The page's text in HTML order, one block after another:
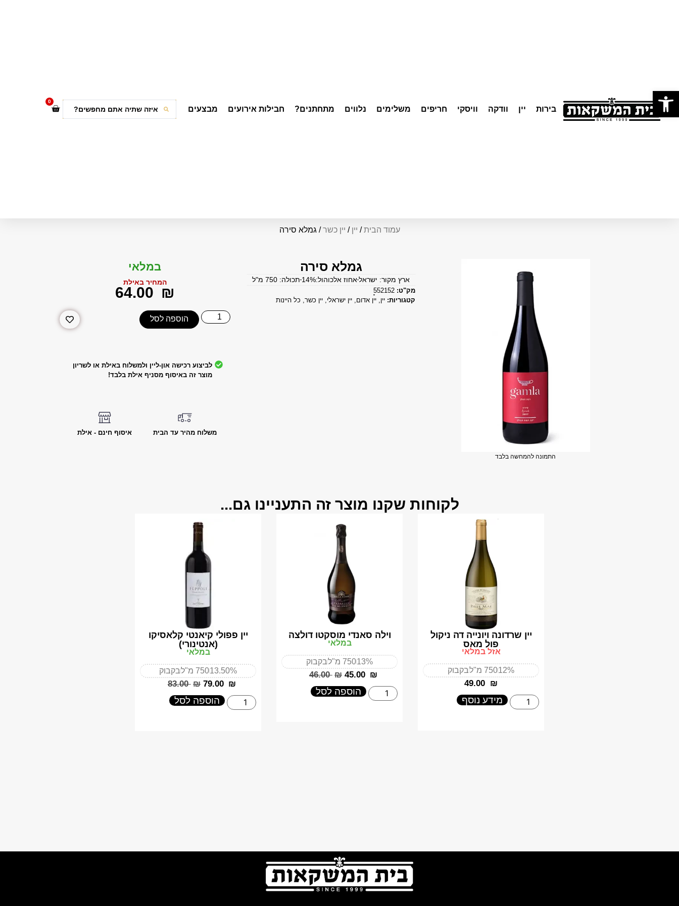
בירות יין וודקה וויסקי חריפים משלימים נלווים מתחתנים? חבילות אירועים מבצעים
0
עמוד הבית/ יין / יין כשר/ גמלא סירה
התמונה להמחשה בלבד
גמלא סירה
ארץ מקור: ישראלאחוז אלכוהול:14% תכולה: 750 מ"ל
מק"ט:552152
קטגוריות: יין ,יין אדום ,יין ישראלי ,יין כשר כל היינות
במלאי
המחיר באילת
‎64.00 ₪
הוספה לסל
לביצוע רכישה און-ליין ולמשלוח באילת או לשריון
מוצר זה באיסוף מסניף אילת בלבד!
משלוח מהיר עד הבית איסוף חינם - אילת
לקוחות שקנו מוצר זה התעניינו גם...
יין שרדונה ויונייה דה ניקול
פול מאס
אזל במלאי
12%750 מ"ל בקבוק
‎49.00 ₪
מידע נוסף
וילה סאנדי מוסקטו דולצה
במלאי
13%750 מ"ל בקבוק
‎46.00 ₪ ‎45.00 ₪
הוספה לסל
יין פפולי קיאנטי קלאסיקו
(אנטינורי)
במלאי
13.50%750 מ"ל בקבוק
‎83.00 ₪ ‎79.00 ₪
הוספה לסל
פתח סרגל נגישות